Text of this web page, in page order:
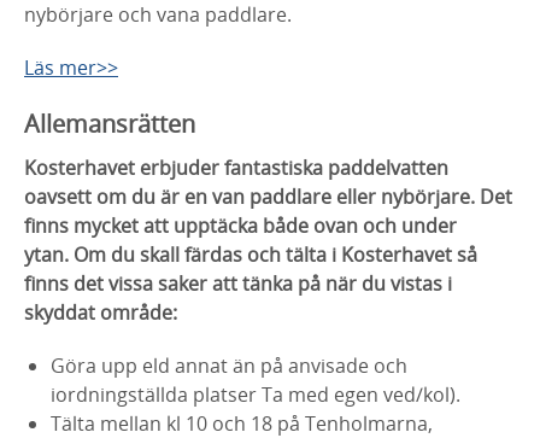
nybörjare och vana paddlare.
Läs mer>>
Allemansrätten
Kosterhavet erbjuder fantastiska paddelvatten
oavsett om du är en van paddlare eller nybörjare. Det
finns mycket att upptäcka både ovan och under
ytan. Om du skall färdas och tälta i Kosterhavet så
finns det vissa saker att tänka på när du vistas i
skyddat område:
Göra upp eld annat än på anvisade och
iordningställda platser Ta med egen ved/kol).
Tälta mellan kl 10 och 18 på Tenholmarna,